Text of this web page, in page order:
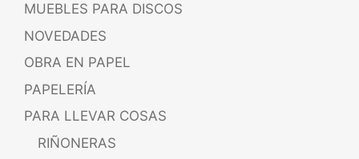
MUEBLES PARA DISCOS
NOVEDADES
OBRA EN PAPEL
PAPELERÍA
PARA LLEVAR COSAS
RIÑONERAS